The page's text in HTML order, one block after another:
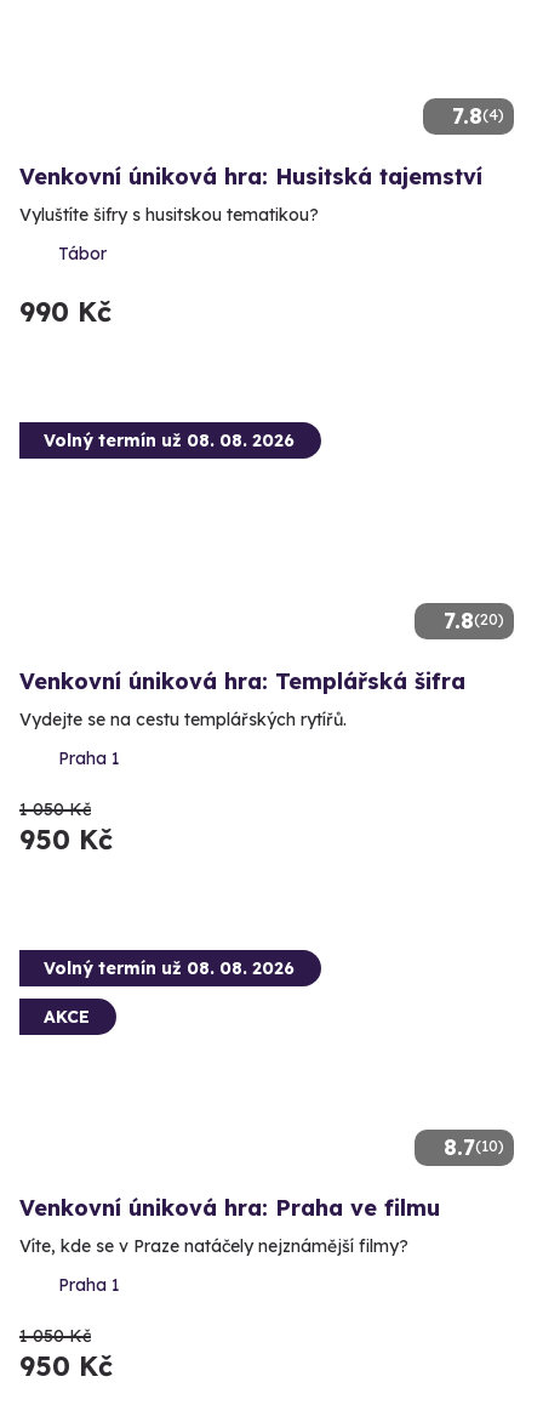
7.8(4)
Venkovní úniková hra: Husitská tajemství
Vyluštíte šifry s husitskou tematikou?
Tábor
990 Kč
7.8(20)
Volný termín už 08. 08. 2026
Venkovní úniková hra: Templářská šifra
Vydejte se na cestu templářských rytířů.
Praha 1
1 050 Kč
950 Kč
8.7(10)
Volný termín už 08. 08. 2026
AKCE
Venkovní úniková hra: Praha ve filmu
Víte, kde se v Praze natáčely nejznámější filmy?
Praha 1
1 050 Kč
950 Kč